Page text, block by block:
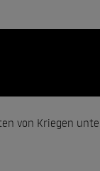
von Kriegen